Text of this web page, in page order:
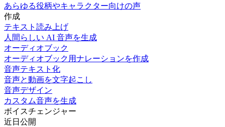
あらゆる役柄やキャラクター向けの声
作成
テキスト読み上げ
人間らしい AI 音声を生成
オーディオブック
オーディオブック用ナレーションを作成
音声テキスト化
音声と動画を文字起こし
音声デザイン
カスタム音声を生成
ボイスチェンジャー
近日公開